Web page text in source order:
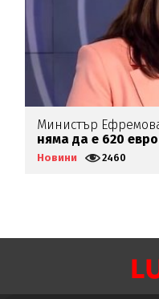
Министър
няма да е 620 евро
Новини 2460